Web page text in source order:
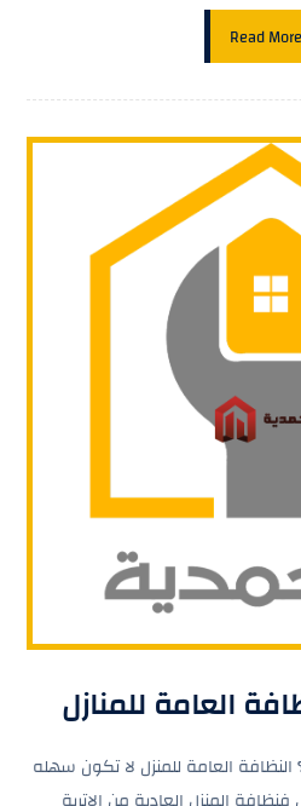
Read More
العامة للمنازل
النظافة العامة للمنزل لا تكون سهله